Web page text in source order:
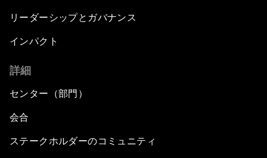
リーダーシップとガバナンス
インパクト
詳細
センター（部門）
会合
ステークホルダーのコミュニティ